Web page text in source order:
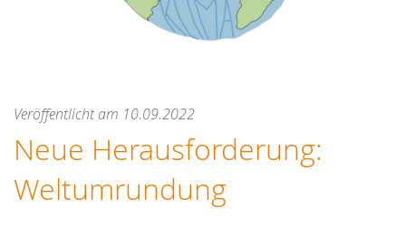
Veröffentlicht am 10.09.2022
Neue Herausforderung:
Weltumrundung